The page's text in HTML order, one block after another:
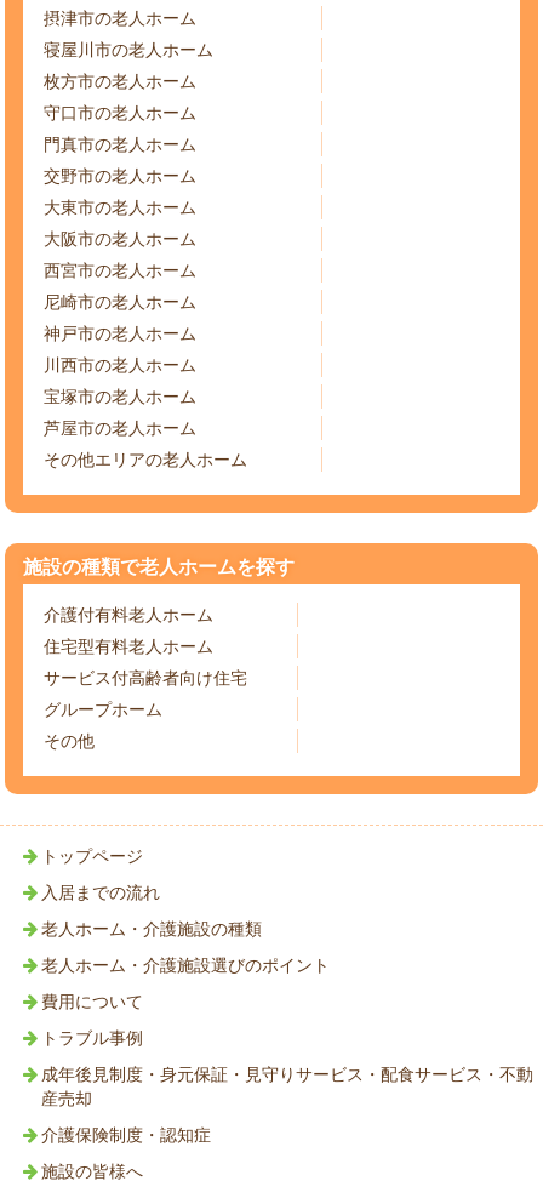
摂津市の老人ホーム
寝屋川市の老人ホーム
枚方市の老人ホーム
守口市の老人ホーム
門真市の老人ホーム
交野市の老人ホーム
大東市の老人ホーム
大阪市の老人ホーム
西宮市の老人ホーム
尼崎市の老人ホーム
神戸市の老人ホーム
川西市の老人ホーム
宝塚市の老人ホーム
芦屋市の老人ホーム
その他エリアの老人ホーム
施設の種類で老人ホームを探す
介護付有料老人ホーム
住宅型有料老人ホーム
サービス付高齢者向け住宅
グループホーム
その他
トップページ
入居までの流れ
老人ホーム・介護施設の種類
老人ホーム・介護施設選びのポイント
費用について
トラブル事例
成年後見制度・身元保証・見守りサービス・配食サービス・不動
産売却
介護保険制度・認知症
施設の皆様へ